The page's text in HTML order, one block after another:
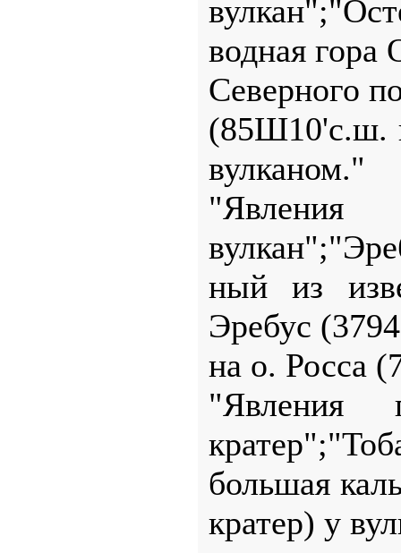
водная гора
Северного
(85Ш10'с.ш.
вулканом."
"Явления
ный из
Эребус
на о. Росса
"Явления
большая
кратер) у